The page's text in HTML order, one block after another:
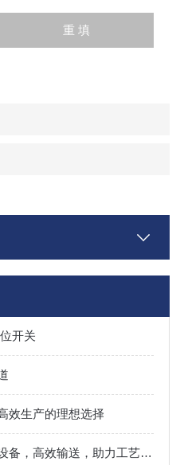
开关
效生产的理想选择
捏合机搭配正压气力输送设备，高效输送，助力工艺顺畅进行